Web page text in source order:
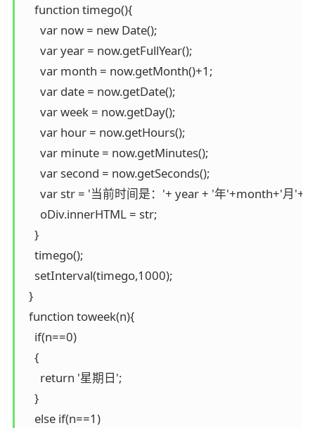
    function timego(){
      var now = new Date();
      var year = now.getFullYear();
      var month = now.getMonth()+1;
      var date = now.getDate();
      var week = now.getDay();
      var hour = now.getHours();
      var minute = now.getMinutes();
      var second = now.getSeconds();
var str = '当前时间是：'+ year + '年'+month+'
      oDiv.innerHTML = str;
    }
    timego();
    setInterval(timego,1000);
  }
  function toweek(n){
    if(n==0)
    {
      return '星期日';
    }
    else if(n==1)